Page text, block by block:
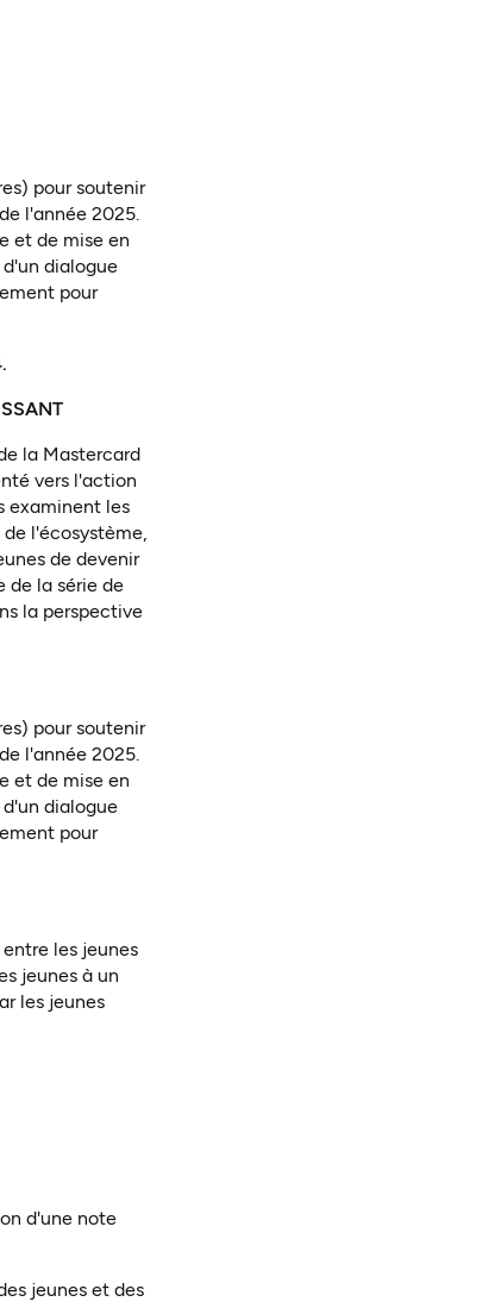
pour soutenir
l'année 2025.
et de mise en
dialogue
pour
la Mastercard
vers l'action
examinent les
l'écosystème,
de devenir
de la série de
la perspective
pour soutenir
l'année 2025.
et de mise en
dialogue
pour
les jeunes
jeunes à un
les jeunes
d'une note
jeunes et des